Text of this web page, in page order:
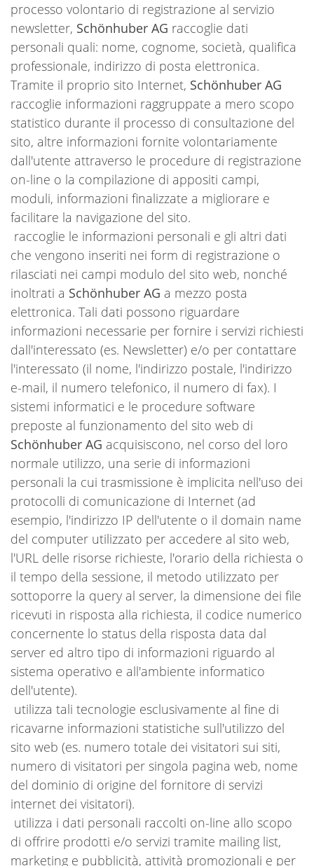
processo volontario di registrazione al servizio
newsletter, Schönhuber AG raccoglie dati
personali quali: nome, cognome, società, qualifica
professionale, indirizzo di posta elettronica.
Tramite il proprio sito Internet, Schönhuber AG
raccoglie informazioni raggruppate a mero scopo
statistico durante il processo di consultazione del
sito, altre informazioni fornite volontariamente
dall'utente attraverso le procedure di registrazione
on-line o la compilazione di appositi campi,
moduli, informazioni finalizzate a migliorare e
facilitare la navigazione del sito.
raccoglie le informazioni personali e gli altri dati
che vengono inseriti nei form di registrazione o
rilasciati nei campi modulo del sito web, nonché
inoltrati a Schönhuber AG a mezzo posta
elettronica. Tali dati possono riguardare
informazioni necessarie per fornire i servizi richiesti
dall'interessato (es. Newsletter) e/o per contattare
l'interessato (il nome, l'indirizzo postale, l'indirizzo
e-mail, il numero telefonico, il numero di fax). I
sistemi informatici e le procedure software
preposte al funzionamento del sito web di
Schönhuber AG acquisiscono, nel corso del loro
normale utilizzo, una serie di informazioni
personali la cui trasmissione è implicita nell'uso dei
protocolli di comunicazione di Internet (ad
esempio, l'indirizzo IP dell'utente o il domain name
del computer utilizzato per accedere al sito web,
l'URL delle risorse richieste, l'orario della richiesta o
il tempo della sessione, il metodo utilizzato per
sottoporre la query al server, la dimensione dei file
ricevuti in risposta alla richiesta, il codice numerico
concernente lo status della risposta data dal
server ed altro tipo di informazioni riguardo al
sistema operativo e all'ambiente informatico
dell'utente).
utilizza tali tecnologie esclusivamente al fine di
ricavarne informazioni statistiche sull'utilizzo del
sito web (es. numero totale dei visitatori sui siti,
numero di visitatori per singola pagina web, nome
del dominio di origine del fornitore di servizi
internet dei visitatori).
utilizza i dati personali raccolti on-line allo scopo
di offrire prodotti e/o servizi tramite mailing list,
marketing e pubblicità, attività promozionali e per